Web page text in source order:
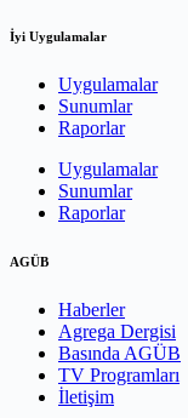
İyi Uygulamalar
Uygulamalar
Sunumlar
Raporlar
Uygulamalar
Sunumlar
Raporlar
AGÜB
Haberler
Agrega Dergisi
Basında AGÜB
TV Programları
İletişim